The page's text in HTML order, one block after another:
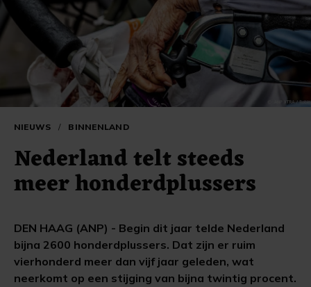
NIEUWS / BINNENLAND
Nederland telt steeds
meer honderdplussers
DEN HAAG (ANP) - Begin dit jaar telde Nederland
bijna 2600 honderdplussers. Dat zijn er ruim
vierhonderd meer dan vijf jaar geleden, wat
neerkomt op een stijging van bijna twintig procent.